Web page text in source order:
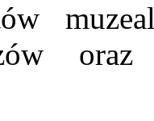
oraz